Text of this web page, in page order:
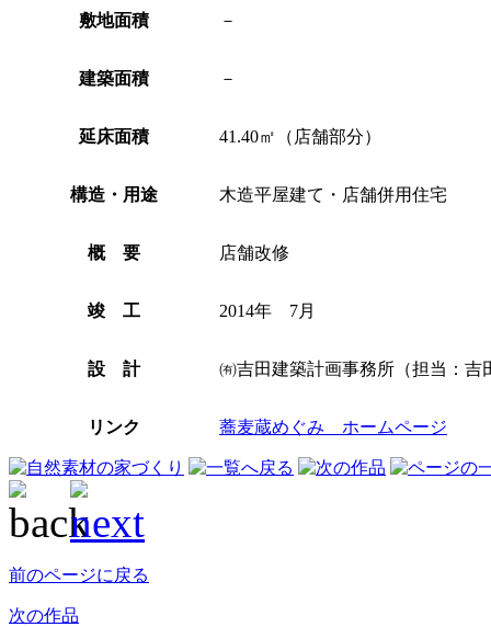
敷地面積 －
建築面積 －
延床面積 41.40㎡（店舗部分）
構造・用途 木造平屋建て・店舗併用住宅
概 要 店舗改修
竣 工 2014年 7月
設 計 ㈲吉田建築計画事務所（担当：
リンク 蕎麦蔵めぐみ ホームページ
前のページに戻る
次の作品